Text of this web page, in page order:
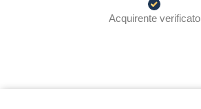
Acquirente verificato